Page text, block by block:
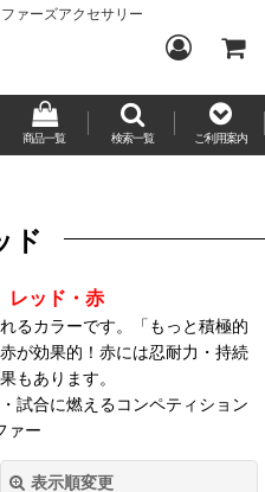
ァーズアクセサリー
商品一覧 検索一覧 ご利用案内
ド
レッド・赤
るカラーです。「もっと積極的
が効果的！赤には忍耐力・持続
もあります。
試合に燃えるコンペティション
ァー
表示順変更